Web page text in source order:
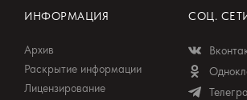
творчеством каждого из этих
ИНФОРМАЦИЯ
Архив
Раскрытие информации
Лицензирование
СОЦ.